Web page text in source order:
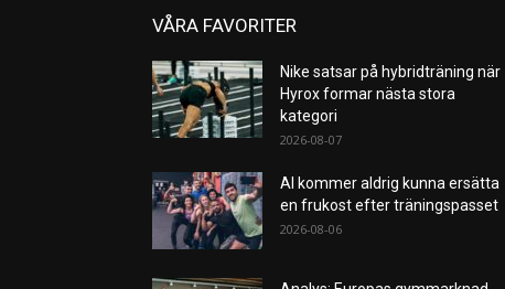
VÅRA FAVORITER
Nike satsar på hybridträning när
Hyrox formar nästa stora
kategori
2026-08-07
AI kommer aldrig kunna ersätta
en frukost efter träningspasset
2026-08-06